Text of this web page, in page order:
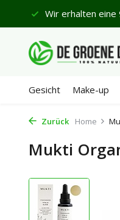
Vor 23:45 Uhr
Gesicht Make-up
Zurück Home
Mukti